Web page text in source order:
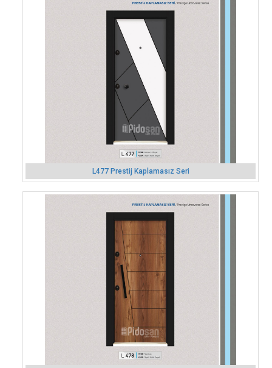
L477 Prestij Kaplamasız Seri